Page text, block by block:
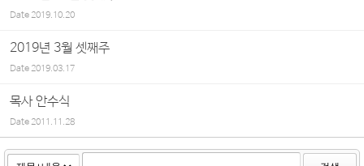
Date2019.10.20
2019년 3월 셋째주
Date2019.03.17
목사 안수식
Date2011.11.28